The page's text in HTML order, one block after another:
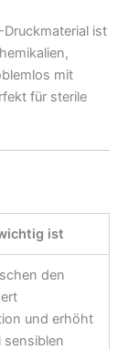
ist
mit
für sterile
ist
den
und erhöht
sensiblen